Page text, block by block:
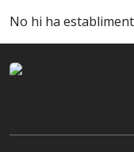
No hi ha